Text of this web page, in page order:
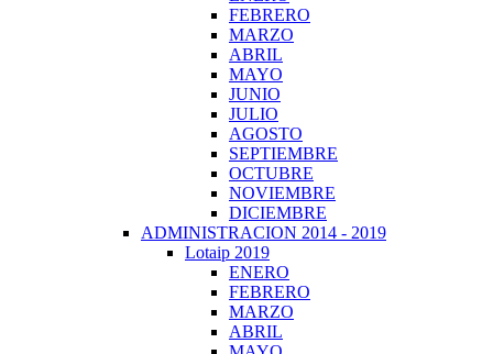
FEBRERO
MARZO
ABRIL
MAYO
JUNIO
JULIO
AGOSTO
SEPTIEMBRE
OCTUBRE
NOVIEMBRE
DICIEMBRE
ADMINISTRACION 2014 - 2019
Lotaip 2019
ENERO
FEBRERO
MARZO
ABRIL